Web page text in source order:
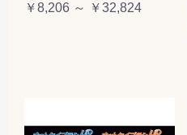
￥8,206 ～ ￥32,824